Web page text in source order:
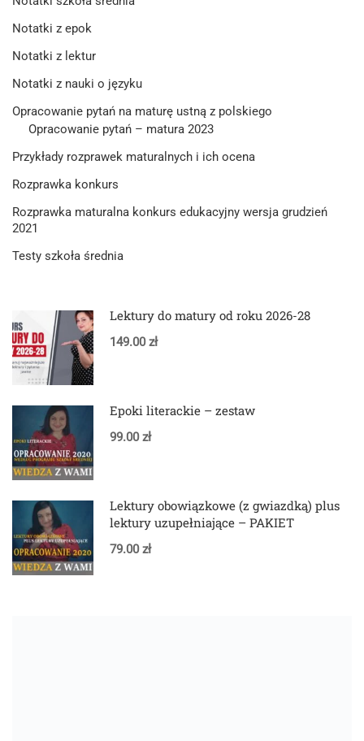
Notatki z epok
Notatki z lektur
Notatki z nauki o języku
Opracowanie pytań na maturę ustną z polskiego
Opracowanie pytań – matura 2023
Przykłady rozprawek maturalnych i ich ocena
Rozprawka konkurs
Rozprawka maturalna konkurs edukacyjny wersja grudzień
2021
Testy szkoła średnia
Lektury do matury od roku 2026-28
149.00 zł
Epoki literackie – zestaw
99.00 zł
Lektury obowiązkowe (z gwiazdką) plus
lektury uzupełniające – PAKIET
79.00 zł